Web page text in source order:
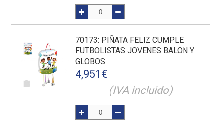
70173: PIÑATA FELIZ CUMPLE
FUTBOLISTAS JOVENES BALON Y
GLOBOS
4,951 €
(IVA incluido)